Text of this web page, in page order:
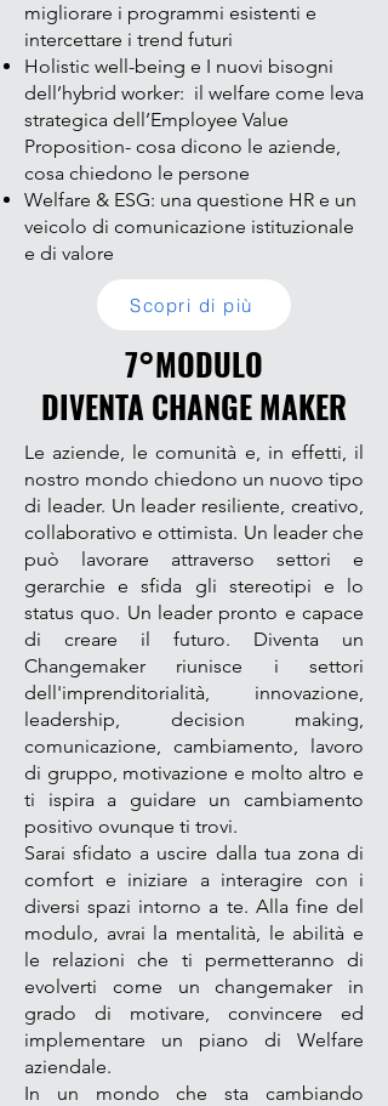
migliorare i programmi esistenti e
intercettare i trend futuri
Holistic well-being e I nuovi bisogni
dell’hybrid worker: il welfare come leva
strategica dell’Employee Value
Proposition- cosa dicono le aziende,
cosa chiedono le persone
Welfare & ESG: una questione HR e un
veicolo di comunicazione istituzionale
e di valore
Scopri di più
7°MODULO
DIVENTA CHANGE MAKER
Le aziende, le comunità e, in effetti, il
nostro mondo chiedono un nuovo tipo
di leader. Un leader resiliente, creativo,
collaborativo e ottimista. Un leader che
può lavorare attraverso settori e
gerarchie e sfida gli stereotipi e lo
status quo. Un leader pronto e capace
di creare il futuro. Diventa un
Changemaker riunisce i settori
dell'imprenditorialità, innovazione,
leadership, decision making,
comunicazione, cambiamento, lavoro
di gruppo, motivazione e molto altro e
ti ispira a guidare un cambiamento
positivo ovunque ti trovi.
Sarai sfidato a uscire dalla tua zona di
comfort e iniziare a interagire con i
diversi spazi intorno a te. Alla fine del
modulo, avrai la mentalità, le abilità e
le relazioni che ti permetteranno di
evolverti come un changemaker in
grado di motivare, convincere ed
implementare un piano di Welfare
aziendale.
In un mondo che sta cambiando